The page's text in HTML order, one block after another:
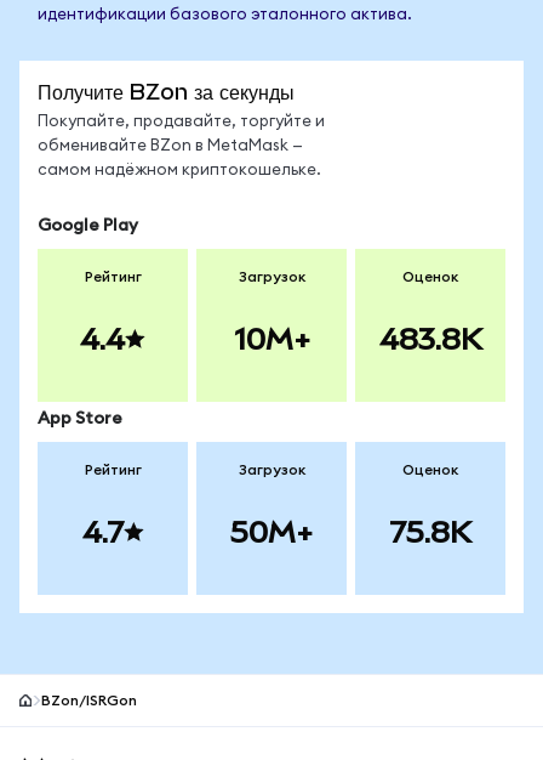
идентификации базового эталонного актива.
Получите BZon за секунды
Покупайте, продавайте, торгуйте и
обменивайте BZon в MetaMask —
самом надёжном криптокошельке.
Google Play
Рейтинг
4.4
Загрузок
10M+
Оценок
483.8K
App Store
Рейтинг
4.7
Загрузок
50M+
Оценок
75.8K
BZon/ISRGon